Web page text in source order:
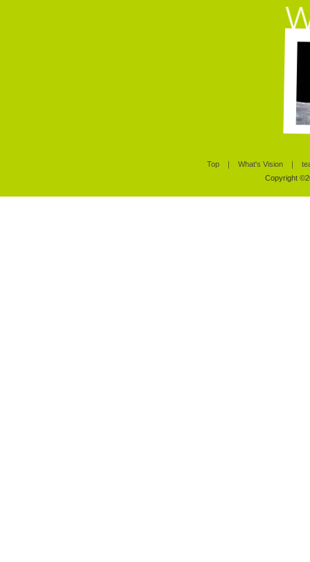
Top ｜ What's Vision ｜
Copyright